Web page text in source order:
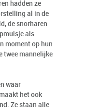
hadden ze
al in de
de snorharen
als
moment op hun
twee mannelijke
waar
het ook
Ze staan alle